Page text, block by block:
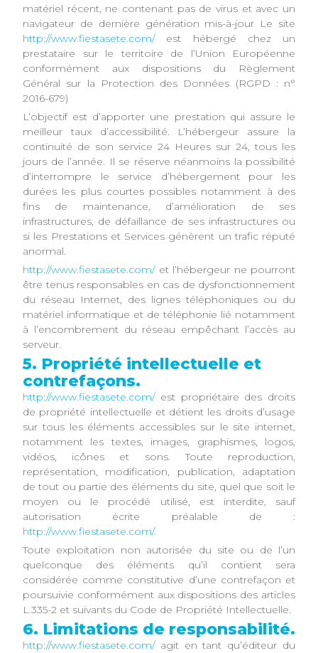
matériel récent, ne contenant pas de virus et avec un
navigateur de dernière génération mis-à-jour Le site
http://www.fiestasete.com/est hébergé chez un
prestataire sur le territoire de l’Union Européenne
conformément aux dispositions du Règlement
Général sur la Protection des Données (RGPD : n°
2016-679)
L’objectif est d’apporter une prestation qui assure le
meilleur taux d’accessibilité. L’hébergeur assure la
continuité de son service 24 Heures sur 24, tous les
jours de l’année. Il se réserve néanmoins la possibilité
d’interrompre le service d’hébergement pour les
durées les plus courtes possibles notamment à des
fins de maintenance, d’amélioration de ses
infrastructures, de défaillance de ses infrastructures ou
si les Prestations et Services génèrent un trafic réputé
anormal.
http://www.fiestasete.com/et l’hébergeur ne pourront
être tenus responsables en cas de dysfonctionnement
du réseau Internet, des lignes téléphoniques ou du
matériel informatique et de téléphonie lié notamment
à l’encombrement du réseau empêchant l’accès au
serveur.
5. Propriété intellectuelle et
contrefaçons.
http://www.fiestasete.com/est propriétaire des droits
de propriété intellectuelle et détient les droits d’usage
sur tous les éléments accessibles sur le site internet,
notamment les textes, images, graphismes, logos,
vidéos, icônes et sons. Toute reproduction,
représentation, modification, publication, adaptation
de tout ou partie des éléments du site, quel que soit le
moyen ou le procédé utilisé, est interdite, sauf
autorisation écrite préalable de :
http://www.fiestasete.com/.
Toute exploitation non autorisée du site ou de l’un
quelconque des éléments qu’il contient sera
considérée comme constitutive d’une contrefaçon et
poursuivie conformément aux dispositions des articles
L.335-2 et suivants du Code de Propriété Intellectuelle.
6. Limitations de responsabilité.
http://www.fiestasete.com/agit en tant qu’éditeur du